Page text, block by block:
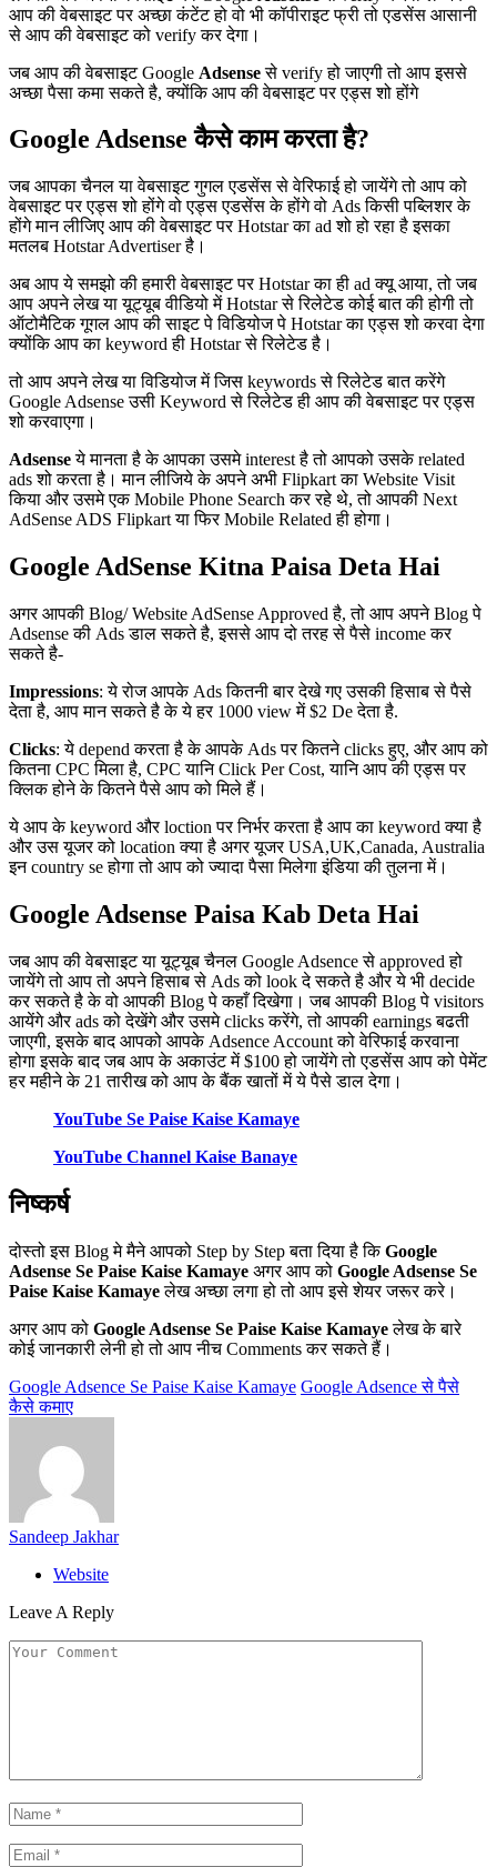
आप की वेबसाइट पर अच्छा कंटेंट हो वो भी कॉपीराइट फ्री तो एडसेंस आसानी
से आप की वेबसाइट को verify कर देगा।
जब आप की वेबसाइट Google Adsenseसे verify हो जाएगी तो आप इससे
अच्छा पैसा कमा सकते है, क्योंकि आप की वेबसाइट पर एड्स शो होंगे
Google Adsense कैसे काम करता है?
जब आपका चैनल या वेबसाइट गुगल एडसेंस से वेरिफाई हो जायेंगे तो आप को
वेबसाइट पर एड्स शो होंगे वो एड्स एडसेंस के होंगे वो Ads किसी पब्लिशर के
होंगे मान लीजिए आप की वेबसाइट पर Hotstar का ad शो हो रहा है इसका
मतलब Hotstar Advertiser है।
अब आप ये समझो की हमारी वेबसाइट पर Hotstar का ही ad क्यू आया, तो जब
आप अपने लेख या यूट्यूब वीडियो में Hotstar से रिलेटेड कोई बात की होगी तो
ऑटोमैटिक गूगल आप की साइट पे विडियोज पे Hotstar का एड्स शो करवा देगा
क्योंकि आप का keyword ही Hotstar से रिलेटेड है।
तो आप अपने लेख या विडियोज में जिस keywords से रिलेटेड बात करेंगे
Google Adsense उसी Keyword से रिलेटेड ही आप की वेबसाइट पर एड्स
शो करवाएगा।
Adsenseये मानता है के आपका उसमे interest है तो आपको उसके related
ads शो करता है। मान लीजिये के अपने अभी Flipkart का Website Visit
किया और उसमे एक Mobile Phone Search कर रहे थे, तो आपकी Next
AdSense ADS Flipkart या फिर Mobile Related ही होगा।
Google AdSense Kitna Paisa Deta Hai
अगर आपकी Blog/ Website AdSense Approved है, तो आप अपने Blog पे
Adsense की Ads डाल सकते है, इससे आप दो तरह से पैसे income कर
सकते है-
Impressions: ये रोज आपके Ads कितनी बार देखे गए उसकी हिसाब से पैसे
देता है, आप मान सकते है के ये हर 1000 view में $2 De देता है.
Clicks: ये depend करता है के आपके Ads पर कितने clicks हुए, और आप को
कितना CPC मिला है, CPC यानि Click Per Cost, यानि आप की एड्स पर
क्लिक होने के कितने पैसे आप को मिले हैं।
ये आप के keyword और loction पर निर्भर करता है आप का keyword क्या है
और उस यूजर को location क्या है अगर यूजर USA,UK,Canada, Australia
इन country se होगा तो आप को ज्यादा पैसा मिलेगा इंडिया की तुलना में।
Google Adsense Paisa Kab Deta Hai
जब आप की वेबसाइट या यूट्यूब चैनल Google Adsence से approved हो
जायेंगे तो आप तो अपने हिसाब से Ads को look दे सकते है और ये भी decide
कर सकते है के वो आपकी Blog पे कहाँ दिखेगा। जब आपकी Blog पे visitors
आयेंगे और ads को देखेंगे और उसमे clicks करेंगे, तो आपकी earnings बढती
जाएगी, इसके बाद आपको आपके Adsence Account को वेरिफाई करवाना
होगा इसके बाद जब आप के अकाउंट में $100 हो जायेंगे तो एडसेंस आप को पेमेंट
हर महीने के 21 तारीख को आप के बैंक खातों में ये पैसे डाल देगा।
YouTube Se Paise Kaise Kamaye
YouTube Channel Kaise Banaye
निष्कर्ष
दोस्तो इस Blog मे मैने आपको Step by Step बता दिया है किGoogle
Adsense Se Paise Kaise Kamaye अगर आप को Google Adsense Se
Paise Kaise Kamayeलेख अच्छा लगा हो तो आप इसे शेयर जरूर करे।
अगर आप को Google Adsense Se Paise Kaise Kamayeलेख के बारे
कोई जानकारी लेनी हो तो आप नीच Comments कर सकते हैं।
Google Adsence Se Paise Kaise Kamaye Google Adsence से पैसे
कैसे कमाए
Sandeep Jakhar
Website
Leave A Reply